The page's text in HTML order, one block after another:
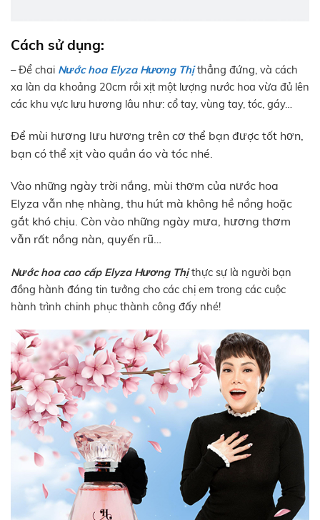
Cách sử dụng:
– Để chai Nước hoa Elyza Hương Thịthẳng đứng, và cách
xa làn da khoảng 20cm rồi xịt một lượng nước hoa vừa đủ lên
các khu vực lưu hương lâu như: cổ tay, vùng tay, tóc, gáy…
Để mùi hương lưu hương trên cơ thể bạn được tốt hơn,
bạn có thể xịt vào quần áo và tóc nhé.
Vào những ngày trời nắng, mùi thơm của nước hoa
Elyza vẫn nhẹ nhàng, thu hút mà không hề nồng hoặc
gắt khó chịu. Còn vào những ngày mưa, hương thơm
vẫn rất nồng nàn, quyến rũ…
Nước hoa cao cấp Elyza Hương Thịthực sự là người bạn
đồng hành đáng tin tưởng cho các chị em trong các cuộc
hành trình chinh phục thành công đấy nhé!